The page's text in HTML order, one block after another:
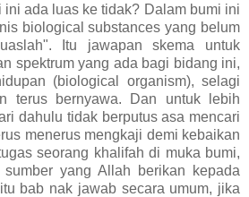
ada luas ke tidak? Dalam bumi ini
biological substances yang belum
Itu jawapan skema untuk
spektrum yang ada bagi bidang ini,
(biological organism), selagi
terus bernyawa. Dan untuk lebih
dahulu tidak berputus asa mencari
menerus mengkaji demi kebaikan
seorang khalifah di muka bumi,
sumber yang Allah berikan kepada
bab nak jawab secara umum, jika